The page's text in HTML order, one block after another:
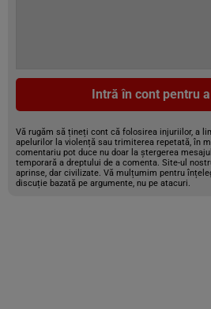
Intră în cont pentru
Vă rugăm să țineți cont că folosirea injuriilor, a
apelurilor la violență sau trimiterea repetată, în
comentariu pot duce nu doar la ștergerea
temporară a dreptului de a comenta. Site-ul
aprinse, dar civilizate. Vă mulțumim pentru
discuție bazată pe argumente, nu pe atacuri.